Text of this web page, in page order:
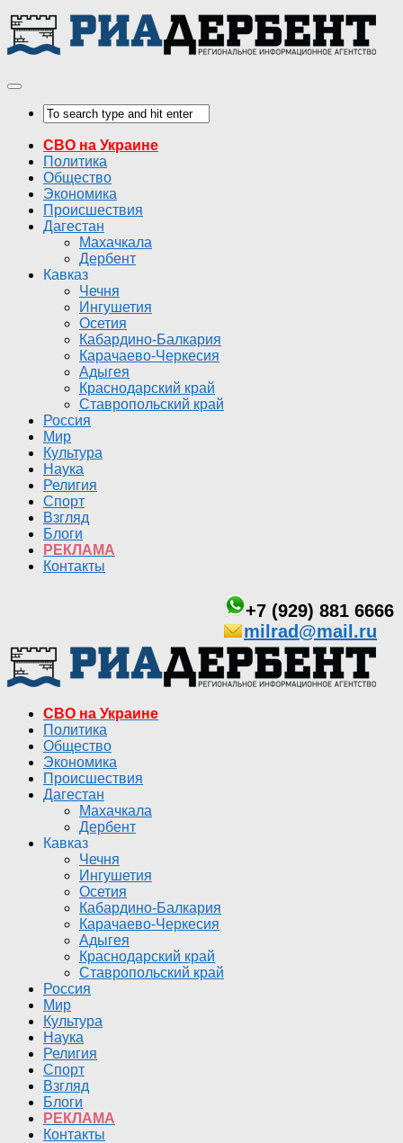
СВО на Украине
Политика
Общество
Экономика
Происшествия
Дагестан
Махачкала
Дербент
Кавказ
Чечня
Ингушетия
Осетия
Кабардино-Балкария
Карачаево-Черкесия
Адыгея
Краснодарский край
Ставропольский край
Россия
Мир
Культура
Наука
Религия
Спорт
Взгляд
Блоги
РЕКЛАМА
Контакты
+7 (929) 881 6666
milrad@mail.ru
СВО на Украине
Политика
Общество
Экономика
Происшествия
Дагестан
Махачкала
Дербент
Кавказ
Чечня
Ингушетия
Осетия
Кабардино-Балкария
Карачаево-Черкесия
Адыгея
Краснодарский край
Ставропольский край
Россия
Мир
Культура
Наука
Религия
Спорт
Взгляд
Блоги
РЕКЛАМА
Контакты